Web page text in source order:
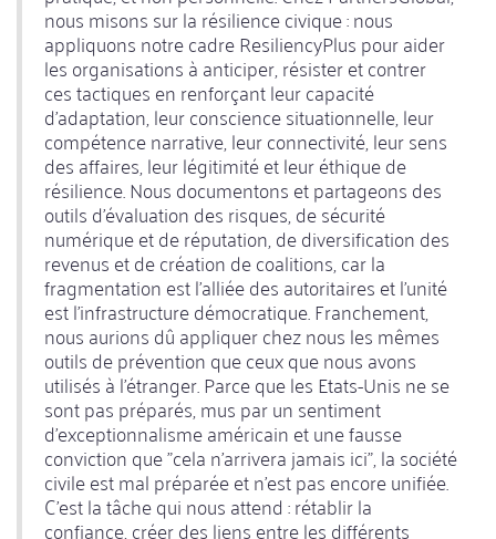
nous misons sur la résilience civique : nous
appliquons notre cadre ResiliencyPlus pour aider
les organisations à anticiper, résister et contrer
ces tactiques en renforçant leur capacité
d'adaptation, leur conscience situationnelle, leur
compétence narrative, leur connectivité, leur sens
des affaires, leur légitimité et leur éthique de
résilience. Nous documentons et partageons des
outils d'évaluation des risques, de sécurité
numérique et de réputation, de diversification des
revenus et de création de coalitions, car la
fragmentation est l'alliée des autoritaires et l'unité
est l'infrastructure démocratique. Franchement,
nous aurions dû appliquer chez nous les mêmes
outils de prévention que ceux que nous avons
utilisés à l'étranger. Parce que les Etats-Unis ne se
sont pas préparés, mus par un sentiment
d'exceptionnalisme américain et une fausse
conviction que "cela n'arrivera jamais ici", la société
civile est mal préparée et n'est pas encore unifiée.
C'est la tâche qui nous attend : rétablir la
confiance, créer des liens entre les différents